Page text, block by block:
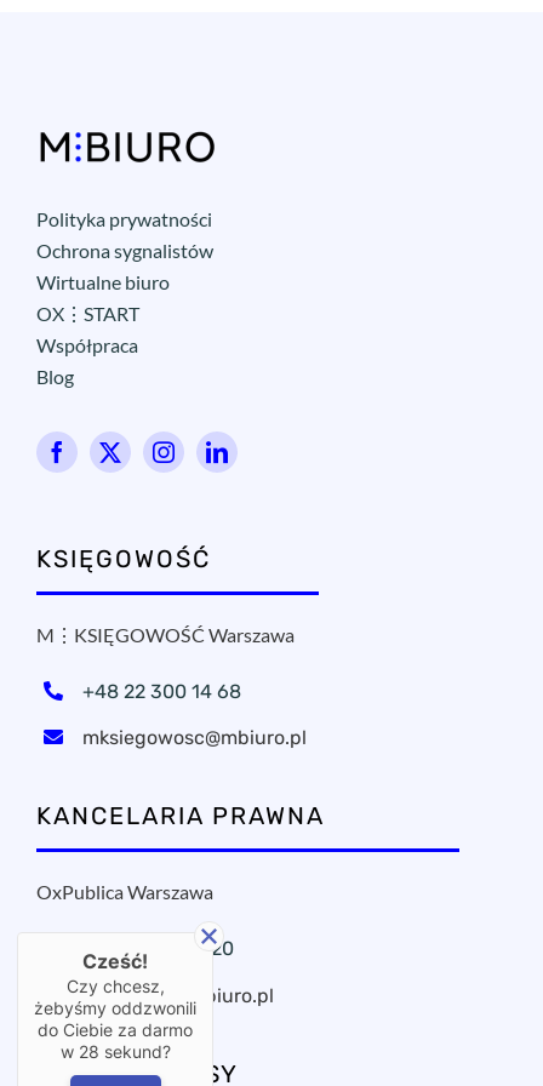
Polityka prywatności
Ochrona sygnalistów
Wirtualne biuro
OX⋮START
Współpraca
Blog
KSIĘGOWOŚĆ
M⋮KSIĘGOWOŚĆ Warszawa
+48 22 300 14 68
mksiegowosc@mbiuro.pl
KANCELARIA PRAWNA
OxPublica Warszawa
+48 22 295 11 20
oxpublica@mbiuro.pl
NASZE ADRESY
Cześć!
Czy chcesz,
żebyśmy oddzwonili
do Ciebie za darmo
w 28 sekund?